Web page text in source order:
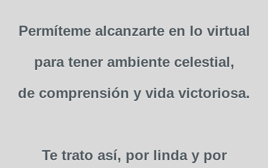
Permíteme alcanzarte en lo virtual
para tener ambiente celestial,
de comprensión y vida victoriosa.
Te trato así, por linda y por